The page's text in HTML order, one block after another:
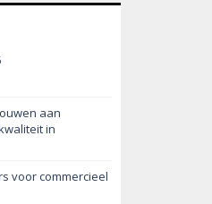
aan
in
voor commercieel